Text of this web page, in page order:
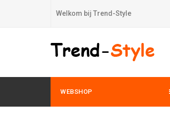
Welkom bij Trend-Style
WEBSHOP